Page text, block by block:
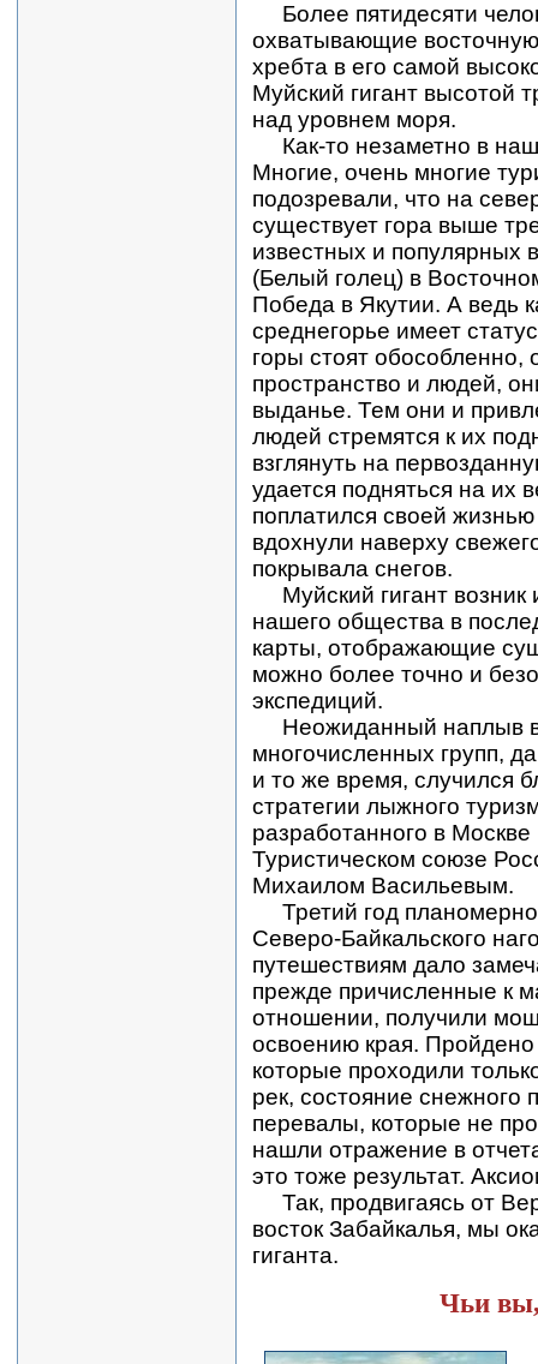
Более пятидесяти
охватывающие
хребта в его самой
Муйский гигант высотой
над уровнем моря.
Как-то незаметно в
Многие, очень многие
подозревали, что на
существует гора выше
известных и популярных
(Белый голец) в
Победа в Якутии. А ведь
среднегорье имеет
горы стоят обособленно,
пространство и людей,
выданье. Тем они и
людей стремятся к их
взглянуть на
удается подняться на их
поплатился своей
вдохнули наверху
покрывала снегов.
Муйский гигант возник
нашего общества в
карты, отображающие
можно более точно и
экспедиций.
Неожиданный наплыв
многочисленных групп,
и то же время, случился
стратегии лыжного
разработанного в Москве
Туристическом союзе
Михаилом Васильевым.
Третий год
Северо-Байкальского
путешествиям дало
прежде причисленные к
отношении, получили
освоению края.
которые проходили
рек, состояние снежного
перевалы, которые не
нашли отражение в
это тоже результат.
Так, продвигаясь от
восток Забайкалья, мы
гиганта.
Чьи вы,